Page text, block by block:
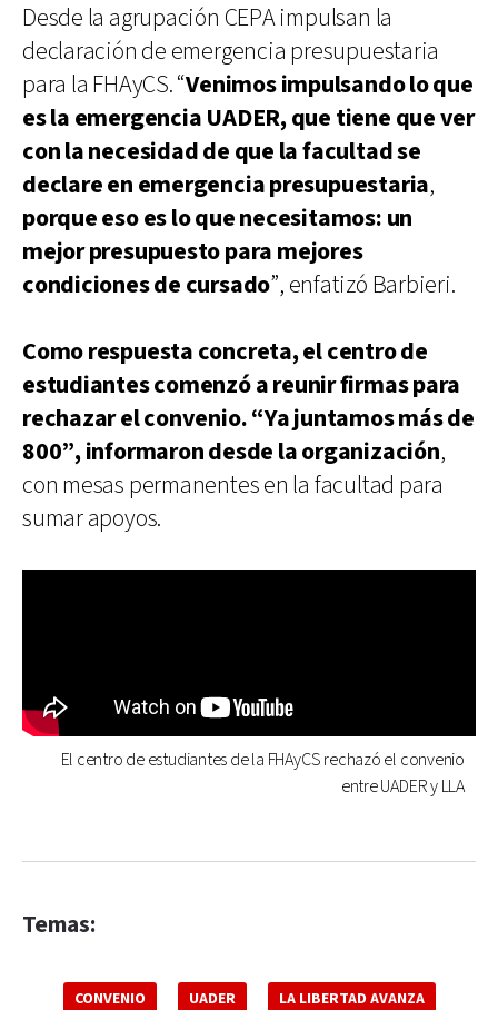
Desde la agrupación CEPA impulsan la
declaración de emergencia presupuestaria
para la FHAyCS. “Venimos impulsando lo que
es la emergencia UADER, que tiene que ver
con la necesidad de que la facultad se
declare en emergencia presupuestaria,
porque eso es lo que necesitamos: un
mejor presupuesto para mejores
condiciones de cursado”, enfatizó Barbieri.
Como respuesta concreta, el centro de
estudiantes comenzó a reunir firmas para
rechazar el convenio. “Ya juntamos más de
800”, informaron desde la organización,
con mesas permanentes en la facultad para
sumar apoyos.
El centro de estudiantes de la FHAyCS rechazó el convenio
entre UADER y LLA
Temas:
CONVENIO UADER LA LIBERTAD AVANZA